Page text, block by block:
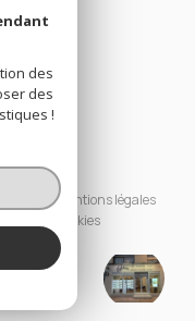
IMMO
Mentions légales
Cookies
des
des
!